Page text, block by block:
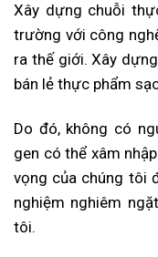
Xây dựng chuỗi
trường với công
ra thế giới. Xây
bán lẻ thực phẩm
Do đó, không có
gen có thể xâm
vọng của chúng tôi
nghiệm nghiêm
tôi.